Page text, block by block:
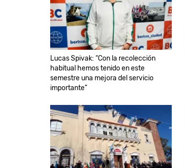
Lucas Spivak: “Con la recolección
habitual hemos tenido en este
semestre una mejora del servicio
importante”